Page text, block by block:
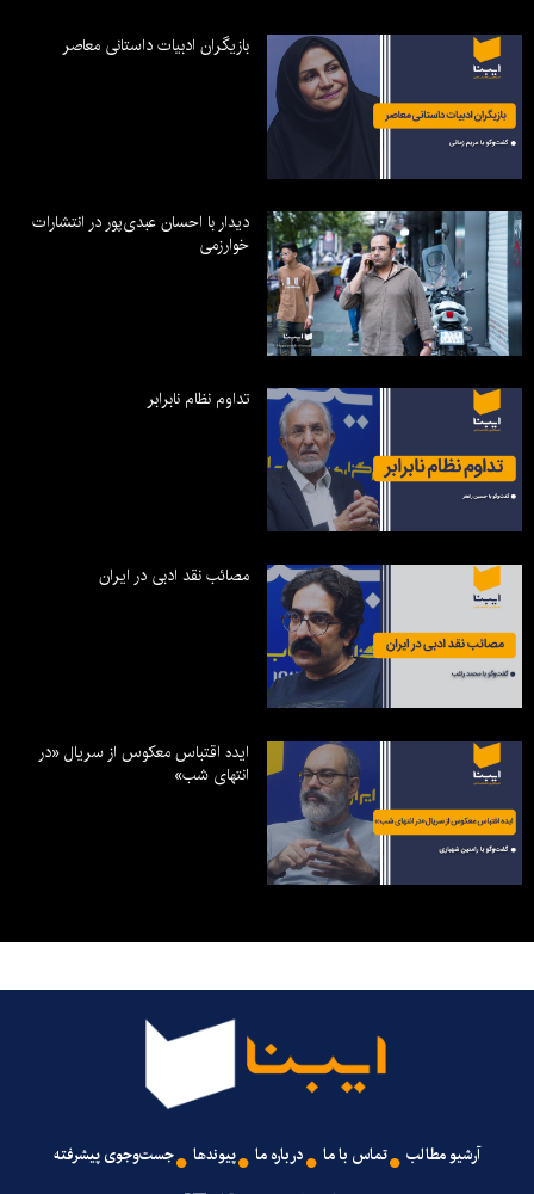
بازیگران ادبیات داستانی معاصر
دیدار با احسان عبدی‌پور در انتشارات
خوارزمی
تداوم نظام نابرابر
مصائب نقد ادبی در ایران
ایده اقتباس معکوس از سریال «در
انتهای شب»
آرشیو مطالب تماس با ما درباره ما پیوندها جست‌وجوی پیشرفته